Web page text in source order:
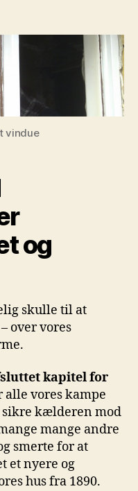
flydebeton
gulvvarme
vindue
og
skulle til at
over vores
kapitel for
alle vores kampe
sikre kælderen mod
mange andre
smerte for at
et nyere og
hus fra 1890.